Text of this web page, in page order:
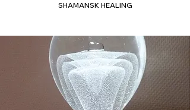
SHAMANSK HEALING